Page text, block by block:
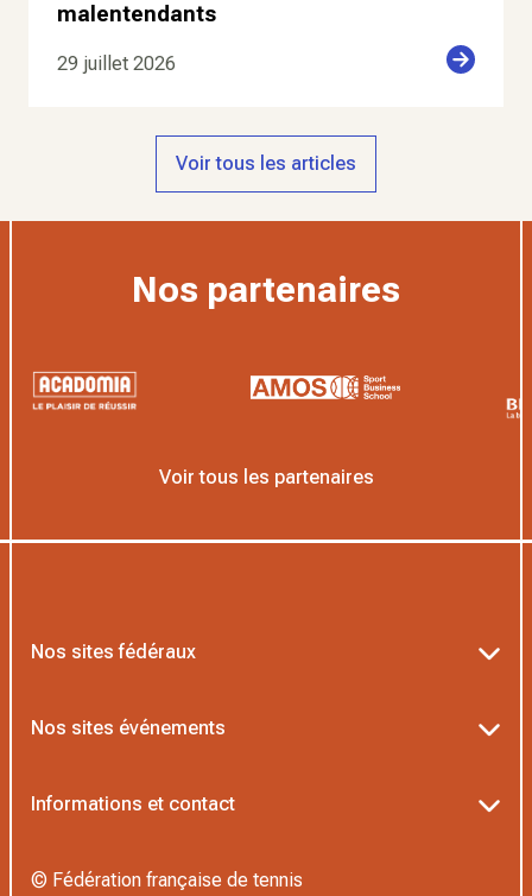
malentendants
29 juillet 2026
Voir tous les articles
Nos partenaires
Voir tous les partenaires
Nos sites fédéraux
L’Institut Formation Tennis
Nos sites événements
Informations et contact
© Fédération française de tennis